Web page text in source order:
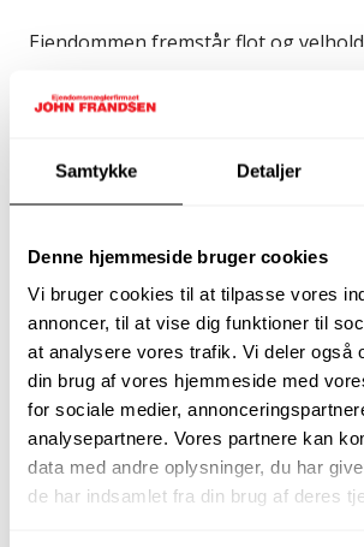
Samtykke Detaljer
Denne hjemmeside bruger cookies
Vi bruger cookies til at tilpasse vores
annoncer, til at vise dig funktioner til
at analysere vores trafik. Vi deler også
din brug af vores hjemmeside med
for sociale medier,
analysepartnere. Vores partnere kan
data med andre oplysninger, du har
de har indsamlet fra din brug af deres
Ejendommen fremstår flot og
frem.Den præsentable indkørsel
tilhørende skur byder jer
der er tænkt over tingene.
med en god opdeling mellem
værelsesafdeling. Boligens lyse og
køkken har god skabs- og bordplads
hyggelig spisekrog til hverdagens
forlængelse heraf finder I
med ekstra funktionalitet i
Den store stue bliver helt naturligt
samlingspunkt. Her skaber de
og pejsens hyggelig atmosfære,